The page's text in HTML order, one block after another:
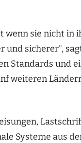
wenn sie nicht
und sicherer",
Standards und
weiteren
Systeme aus